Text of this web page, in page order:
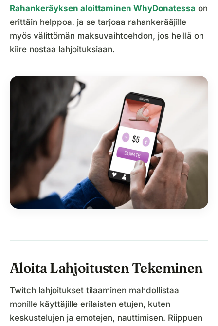
Rahankeräyksen aloittaminen WhyDonatessa on
erittäin helppoa, ja se tarjoaa rahankerääjille
myös välittömän maksuvaihtoehdon, jos heillä on
kiire nostaa lahjoituksiaan.
Aloita Lahjoitusten Tekeminen
Twitch lahjoitukset tilaaminen mahdollistaa
monille käyttäjille erilaisten etujen, kuten
keskustelujen ja emotejen, nauttimisen. Riippuen